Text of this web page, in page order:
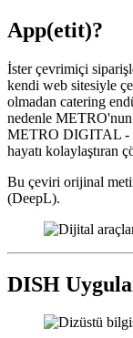
App(etit)?
İster çevrimiçi
kendi web sitesiyle
olmadan catering
nedenle
METRO DIGITAL -
hayatı kolaylaştıran
Bu çeviri orijinal
(DeepL).
DISH